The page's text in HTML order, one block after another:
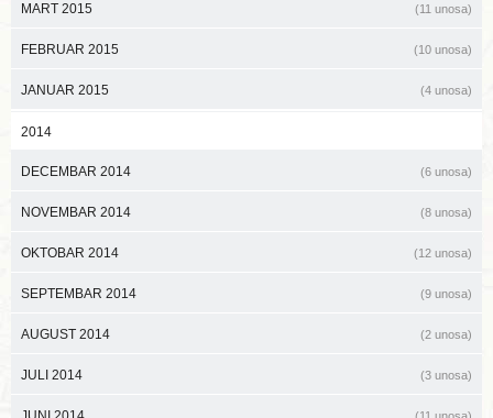
MART 2015 (11 unosa)
FEBRUAR 2015 (10 unosa)
JANUAR 2015 (4 unosa)
2014
DECEMBAR 2014 (6 unosa)
NOVEMBAR 2014 (8 unosa)
OKTOBAR 2014 (12 unosa)
SEPTEMBAR 2014 (9 unosa)
AUGUST 2014 (2 unosa)
JULI 2014 (3 unosa)